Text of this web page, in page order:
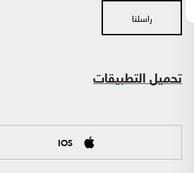
راسلنا
تحميل التطبيقات
IOS